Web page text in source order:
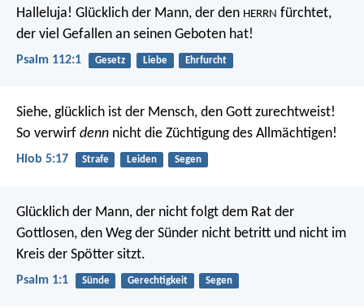
Halleluja! Glücklich der Mann, der den HERRN fürchtet,
der viel Gefallen an seinen Geboten hat!
Psalm 112:1 Gesetz Liebe Ehrfurcht
Siehe, glücklich ist der Mensch, den Gott zurechtweist!
So verwirf denn nicht die Züchtigung des Allmächtigen!
Hiob 5:17 Strafe Leiden Segen
Glücklich der Mann, der nicht folgt dem Rat der
Gottlosen, den Weg der Sünder nicht betritt und nicht im
Kreis der Spötter sitzt.
Psalm 1:1 Sünde Gerechtigkeit Segen